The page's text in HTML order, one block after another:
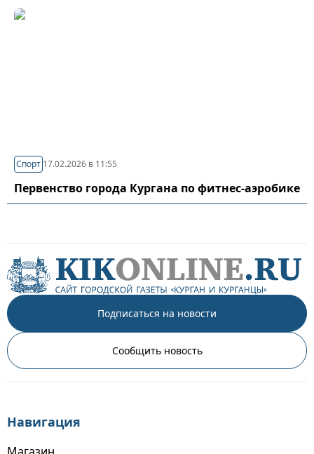
Спорт 17.02.2026 в 11:55
Первенство города Кургана по фитнес-аэробике
Подписаться на новости
Сообщить новость
Навигация